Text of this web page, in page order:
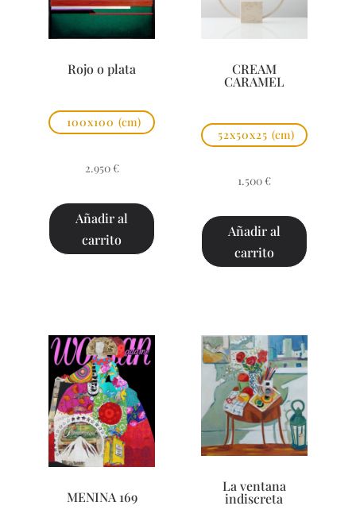
Rojo o plata
100x100 (cm)
2.950 €
Añadir al
carrito
CREAM
CARAMEL
52x50x25 (cm)
1.500 €
Añadir al
carrito
MENINA 169
La ventana
indiscreta